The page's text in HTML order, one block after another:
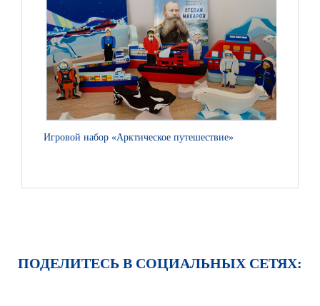
Игровой набор «Арктическое путешествие»
ПОДЕЛИТЕСЬ В СОЦИАЛЬНЫХ СЕТЯХ: